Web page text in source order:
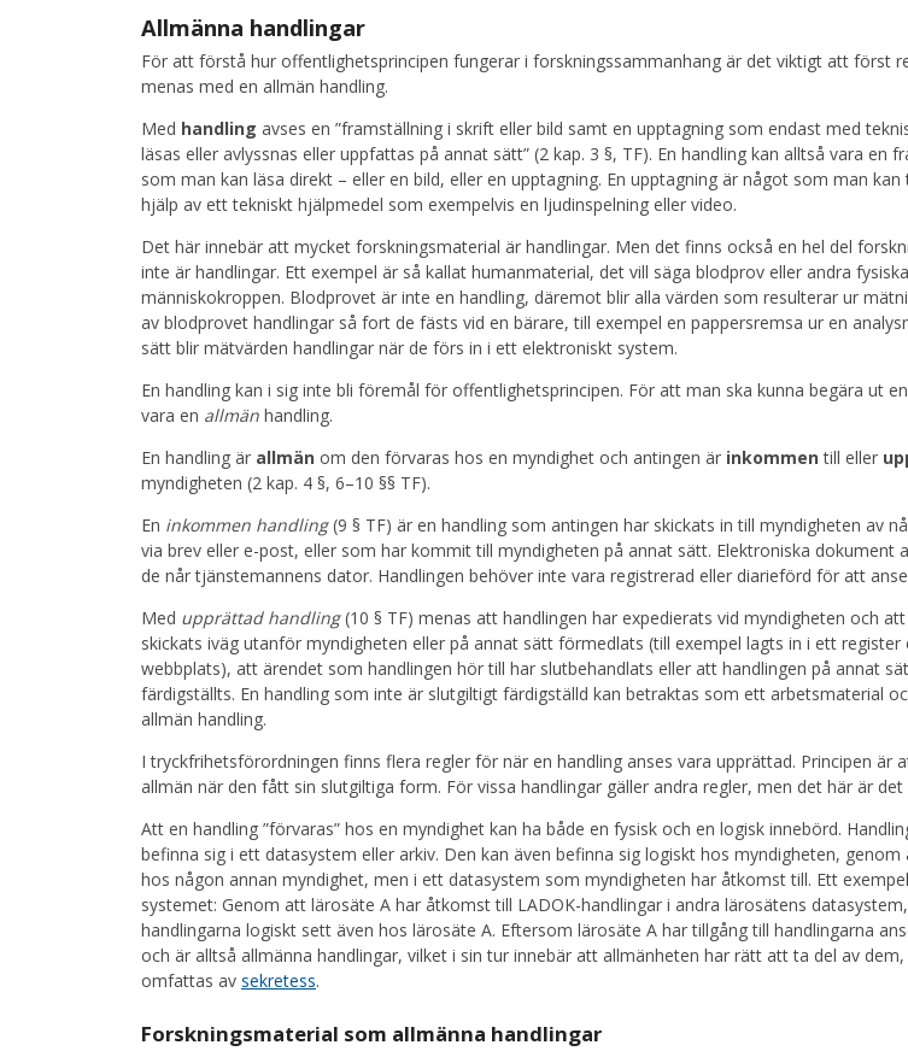
Allmänna handlingar
För att förstå hur offentlighetsprincipen fungerar i forskningssammanhang är det viktigt att först
menas med en allmän handling.
Med handling avses en ”framställning i skrift eller bild samt en upptagning som endast med
läsas eller avlyssnas eller uppfattas på annat sätt” (2 kap. 3 §, TF). En handling kan alltså vara en
som man kan läsa direkt – eller en bild, eller en upptagning. En upptagning är något som man
hjälp av ett tekniskt hjälpmedel som exempelvis en ljudinspelning eller video.
Det här innebär att mycket forskningsmaterial är handlingar. Men det finns också en hel del
inte är handlingar. Ett exempel är så kallat humanmaterial, det vill säga blodprov eller andra
människokroppen. Blodprovet är inte en handling, däremot blir alla värden som resulterar ur
av blodprovet handlingar så fort de fästs vid en bärare, till exempel en pappersremsa ur en
sätt blir mätvärden handlingar när de förs in i ett elektroniskt system.
En handling kan i sig inte bli föremål för offentlighetsprincipen. För att man ska kunna begära ut
vara en allmän handling.
En handling är allmän om den förvaras hos en myndighet och antingen är inkommen till eller
myndigheten (2 kap. 4 §, 6–10 §§ TF).
En inkommen handling(9 § TF) är en handling som antingen har skickats in till myndigheten av
via brev eller e-post, eller som har kommit till myndigheten på annat sätt. Elektroniska dokument
de når tjänstemannens dator. Handlingen behöver inte vara registrerad eller diarieförd för att
Med upprättad handling(10 § TF) menas att handlingen har expedierats vid myndigheten och
skickats iväg utanför myndigheten eller på annat sätt förmedlats (till exempel lagts in i ett register
webbplats), att ärendet som handlingen hör till har slutbehandlats eller att handlingen på annat
färdigställts. En handling som inte är slutgiltigt färdigställd kan betraktas som ett arbetsmaterial
allmän handling.
I tryckfrihetsförordningen finns flera regler för när en handling anses vara upprättad. Principen är
allmän när den fått sin slutgiltiga form. För vissa handlingar gäller andra regler, men det här är det
Att en handling ”förvaras” hos en myndighet kan ha både en fysisk och en logisk innebörd.
befinna sig i ett datasystem eller arkiv. Den kan även befinna sig logiskt hos myndigheten,
hos någon annan myndighet, men i ett datasystem som myndigheten har åtkomst till. Ett
systemet: Genom att lärosäte A har åtkomst till LADOK-handlingar i andra lärosätens
handlingarna logiskt sett även hos lärosäte A. Eftersom lärosäte A har tillgång till handlingarna
och är alltså allmänna handlingar, vilket i sin tur innebär att allmänheten har rätt att ta del av
omfattas av sekretess.
Forskningsmaterial som allmänna handlingar